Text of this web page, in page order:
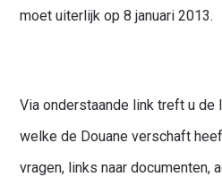
moet uiterlijk op 8 januari 2013.
Via onderstaande link treft u de
welke de Douane verschaft
vragen, links naar documenten,